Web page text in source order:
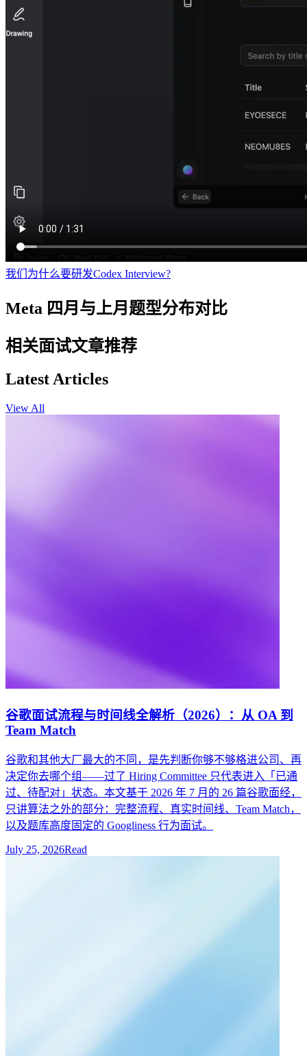
我们为什么要研发Codex Interview?
Meta 四月与上月题型分布对比
相关面试文章推荐
Latest Articles
View All
谷歌面试流程与时间线全解析（2026）：从 OA 到
Team Match
谷歌和其他大厂最大的不同，是先判断你够不够格进公司、再
决定你去哪个组——过了 Hiring Committee 只代表进入「已通
过、待配对」状态。本文基于 2026 年 7 月的 26 篇谷歌面经，
只讲算法之外的部分：完整流程、真实时间线、Team Match，
以及题库高度固定的 Googliness 行为面试。
July 25, 2026Read